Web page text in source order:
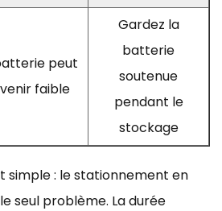
peut
faible
Gardez la
batterie
soutenue
pendant le
stockage
simple : le stationnement en
seul problème. La durée